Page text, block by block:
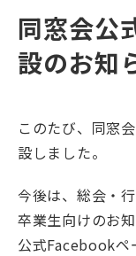
同窓会公
設のお知
このたび、同窓
設しました。
今後は、総会・
卒業生向けのお知
公式Facebookペ